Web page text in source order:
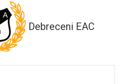
Debreceni EAC